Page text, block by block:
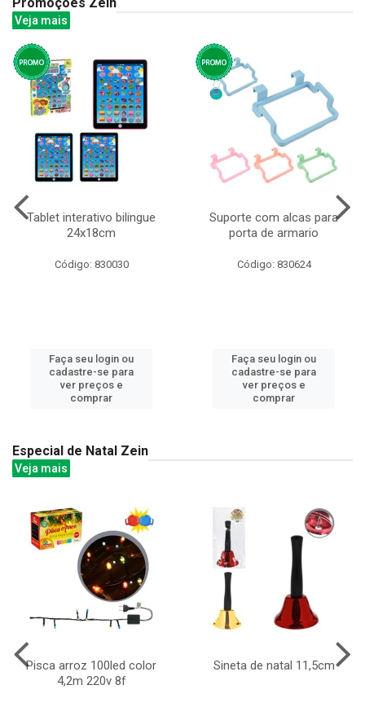
Veja mais
Tablet interativo bilingue
24x18cm
Código: 830030
Faça seu login ou
cadastre-se para
ver preços e
comprar
Suporte com alcas para
porta de armario
Código: 830624
Faça seu login ou
cadastre-se para
ver preços e
comprar
Especial de Natal Zein
Veja mais
Pisca arroz 100led color
4,2m 220v 8f
Sineta de natal 11,5cm